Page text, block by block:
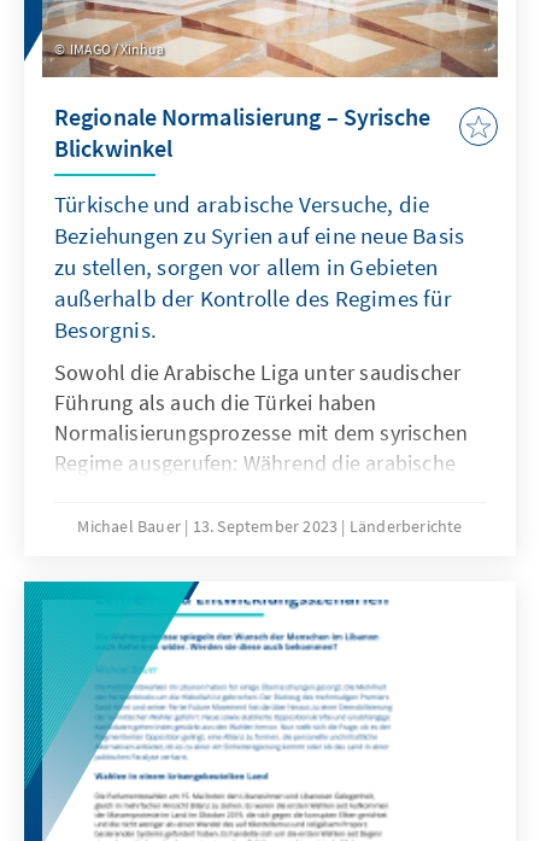
IMAGO / Xinhua
Regionale Normalisierung – Syrische
Blickwinkel
Türkische und arabische Versuche, die
Beziehungen zu Syrien auf eine neue Basis
zu stellen, sorgen vor allem in Gebieten
außerhalb der Kontrolle des Regimes für
Besorgnis.
Sowohl die Arabische Liga unter saudischer
Führung als auch die Türkei haben
Normalisierungsprozesse mit dem syrischen
Regime ausgerufen: Während die arabische
Aufmerksamkeit erfährt, werden aus
selbst die türkischen Bemühungen genauer
verfolgt. Eine erste Zwischenbilanz zeigt, dass
keine der beiden Initiativen bislang
Fortschritte erzielen konnte, da das Assad
Regime keinerlei Zugeständnisse macht.
Nichtstaatliche Akteure im Norden Syriens
sind dennoch besorgt. Angesichts einer sich
verschärfenden Wirtschaftskrise wächst
zudem die Unruhe auch in Regimegebieten.
Michael Bauer 13. September 2023 Länderberichte